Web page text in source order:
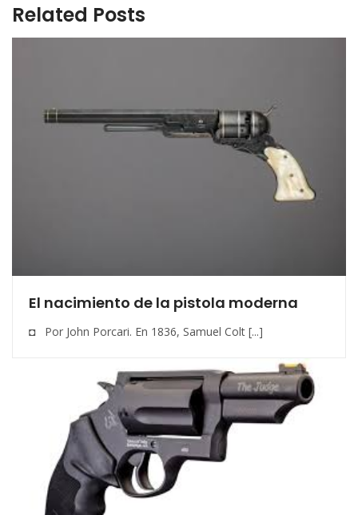
Related Posts
El nacimiento de la pistola moderna
◘ Por John Porcari. En 1836, Samuel Colt [...]